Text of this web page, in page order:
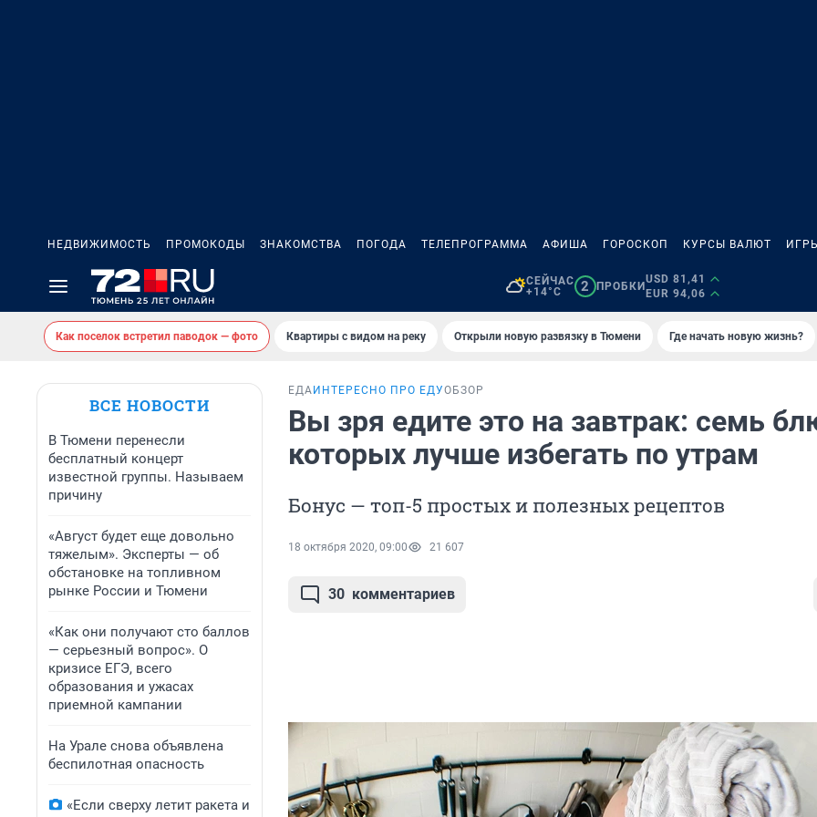
НЕДВИЖИМОСТЬ ПРОМОКОДЫ ЗНАКОМСТВА ПОГОДА ТЕЛЕПРОГРАММА АФИША ГОРОСКОП КУРСЫ ВАЛЮТ
СЕЙЧАС
+14°C
2 ПРОБКИ
USD 81,41
EUR 94,06
Как поселок встретил паводок — фото Квартиры с видом на реку Открыли новую развязку в Тюмени Где начать новую жизнь?
ВСЕ НОВОСТИ
В Тюмени перенесли
бесплатный концерт
известной группы. Называем
причину
«Август будет еще довольно
тяжелым». Эксперты — об
обстановке на топливном
рынке России и Тюмени
«Как они получают сто баллов
— серьезный вопрос». О
кризисе ЕГЭ, всего
образования и ужасах
приемной кампании
На Урале снова объявлена
беспилотная опасность
«Если сверху летит ракета и
ЕДА ИНТЕРЕСНО ПРО ЕДУОБЗОР
Вы зря едите это на завтрак: семь
которых лучше избегать по утрам
Бонус — топ-5 простых и полезных рецептов
18 октября 2020, 09:00 21 607
30 комментариев